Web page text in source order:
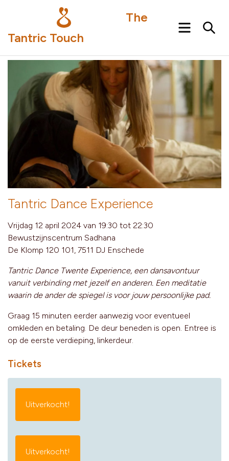
The
Tantric Touch
Menu
Tantric Dance Experience
Vrijdag 12 april 2024 van 19:30 tot 22:30
Bewustzijnscentrum Sadhana
De Klomp 120 101, 7511 DJ Enschede
Tantric Dance Twente Experience, een dansavontuur
vanuit verbinding met jezelf en anderen. Een meditatie
waarin de ander de spiegel is voor jouw persoonlijke pad.
Graag 15 minuten eerder aanwezig voor eventueel
omkleden en betaling. De deur beneden is open. Entree is
op de eerste verdieping, linkerdeur.
Tickets
Uitverkocht!
Uitverkocht!